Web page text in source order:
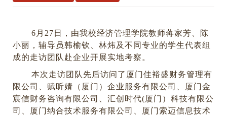
6月27日，由我校经济管理学院教师蒋家芳、陈
小丽，辅导员韩榆钦、林炜及不同专业的学生代表组
成的走访团队赴企业开展实地考察。
本次走访团队先后访问了厦门佳裕盛财务管理有
限公司、赋昕婧（厦门）企业服务有限公司、厦门金
宸信财务咨询有限公司、汇创时代(厦门）科技有限公
司、厦门纳合技术服务有限公司、厦门索迈信息技术